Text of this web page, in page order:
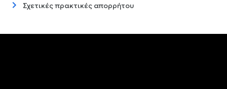
Σχετικές πρακτικές απορρήτου